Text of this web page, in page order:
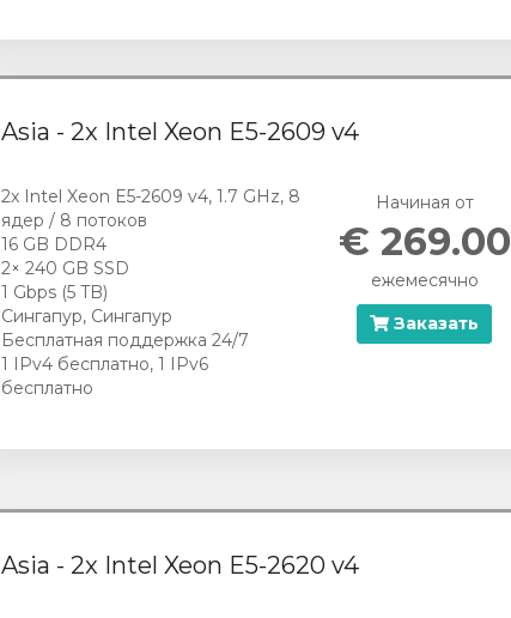
Asia - 2x Intel Xeon E5-2609 v4
2x Intel Xeon E5-2609 v4, 1.7 GHz, 8
ядер / 8 потоков
16 GB DDR4
2× 240 GB SSD
1 Gbps (5 TB)
Сингапур, Сингапур
Бесплатная поддержка 24/7
1 IPv4 бесплатно, 1 IPv6
бесплатно
Начиная от
€ 269.00
ежемесячно
Заказать
Asia - 2x Intel Xeon E5-2620 v4